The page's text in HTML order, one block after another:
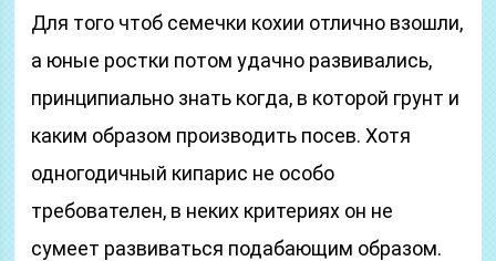
Для того чтоб семечки кохии отлично взошли,
а юные ростки потом удачно развивались,
принципиально знать когда, в которой грунт и
каким образом производить посев. Хотя
одногодичный кипарис не особо
требователен, в неких критериях он не
сумеет развиваться подабающим образом.